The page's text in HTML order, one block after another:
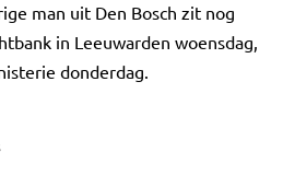
man uit Den Bosch zit nog
in Leeuwarden woensdag,
donderdag.